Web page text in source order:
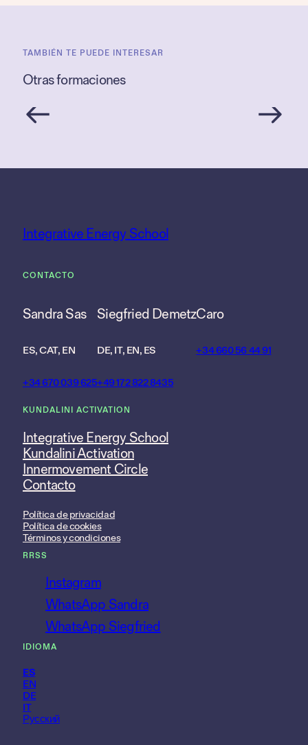
TAMBIÉN TE PUEDE INTERESAR
Otras formaciones
Integrative Energy School
CONTACTO
Sandra Sas
ES, CAT, EN
+34 670 039 625
Siegfried Demetz
DE, IT, EN, ES
+49 172 822 8435
Caro
+34 660 56 44 91
KUNDALINI ACTIVATION
Integrative Energy School
Kundalini Activation
Innermovement Circle
Contacto
Política de privacidad
Política de cookies
Términos y condiciones
RRSS
Instagram
WhatsApp Sandra
WhatsApp Siegfried
IDIOMA
ES
EN
DE
IT
Русский